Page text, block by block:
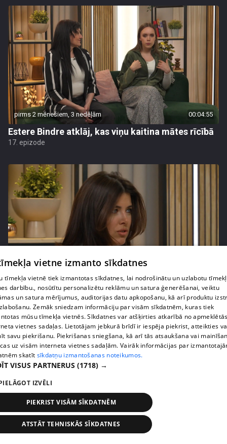
pirms 2 mēnešiem, 3 nedēļām 00:04:55
Estere Bindre atklāj, kas viņu kaitina mātes rīcībā
17. epizode
Zvanīt vai gaidīt zvanu? Dita Grauda par saziņas
etiķeti starp paaudzēm
vietne izmanto sīkdatnes
tīmekļa vietnē tiek izmantotas sīkdatnes, lai nodrošinātu un uzlabotu
darbību., nosūtītu personalizētu reklāmu un satura ģenerēšanai, veiktu
un satura mērījumus, auditorijas datu apkopošanu, kā arī produktu
Zemāk sniedzam informāciju par visām sīkdatnēm, kuras tiek
mūsu tīmekļa vietnēs. Sīkdatnes var atšķirties atkarībā no
vietnes sadaļas. Lietotājam jebkurā brīdī ir iespēja piekrist, atteikties
savu piekrišanu. Piekrišanas sniegšana, kā arī tās atsaukšana vai
uz visām interneta vietnes sadaļām. Vairāk informācijas par
skatīt sīkdatņu izmantošanas noteikumos.
VISUS PARTNERUS (1718) →
IZVĒLI
PIEKRIST VISĀM SĪKDATNĒM
ATSTĀT TEHNISKĀS SĪKDATNES